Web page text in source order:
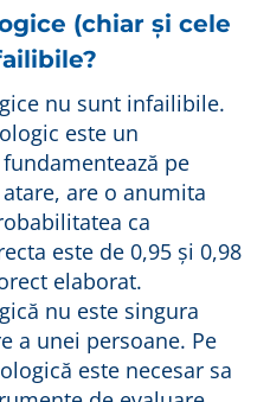
(chiar și cele
nu sunt infailibile.
este un
pe
are o anumita
ca
este de 0,95 și 0,98
elaborat.
nu este singura
a unei persoane. Pe
este necesar sa